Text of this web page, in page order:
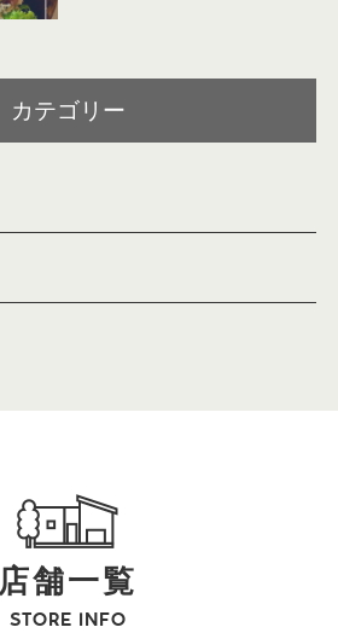
カテゴリー
店舗一覧
STORE INFO